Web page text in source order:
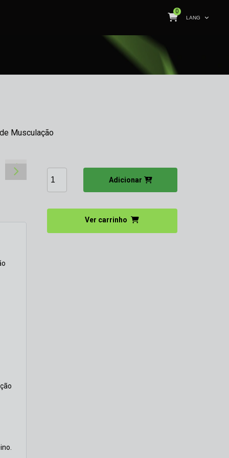
0
LANG
Musculação
Adicionar
Ver carrinho